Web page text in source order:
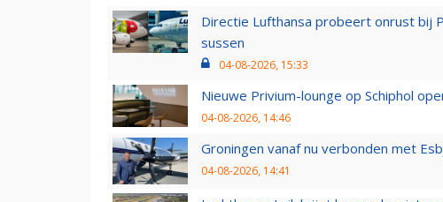
Directie Lufthansa probeert onrust bij
sussen
04-08-2026, 15:33
Nieuwe Privium-lounge op Schiphol
04-08-2026, 14:46
Groningen vanaf nu verbonden met
04-08-2026, 14:41